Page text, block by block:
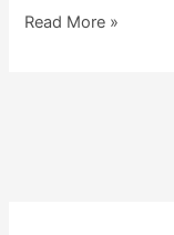
Read More »